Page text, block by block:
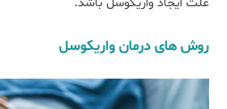
روش های درمان واریکوسل